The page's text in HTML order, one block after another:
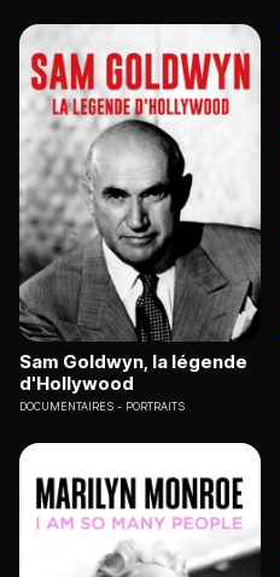
Sam Goldwyn, la légende
d'Hollywood
DOCUMENTAIRES PORTRAITS